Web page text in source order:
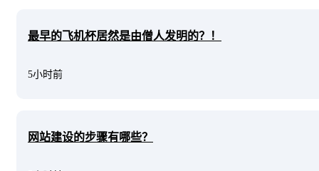
最早的飞机杯居然是由僧人发明的？！
5小时前
网站建设的步骤有哪些？